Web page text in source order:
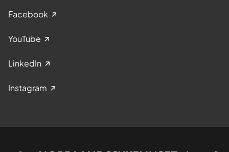
Facebook
YouTube
LinkedIn
Instagram